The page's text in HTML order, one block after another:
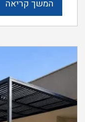
המשך קריאה